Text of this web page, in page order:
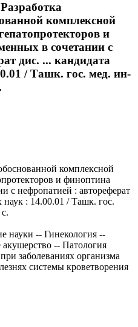
комплексной
и
в сочетании с
дис. ... кандидата
/ Ташк. гос. мед. ин-
комплексной
и финоптина
с нефропатией : автореферат
: 14.00.01 / Ташк. гос.
науки -- Гинекология --
-- Патология
заболеваниях организма
системы кроветворения